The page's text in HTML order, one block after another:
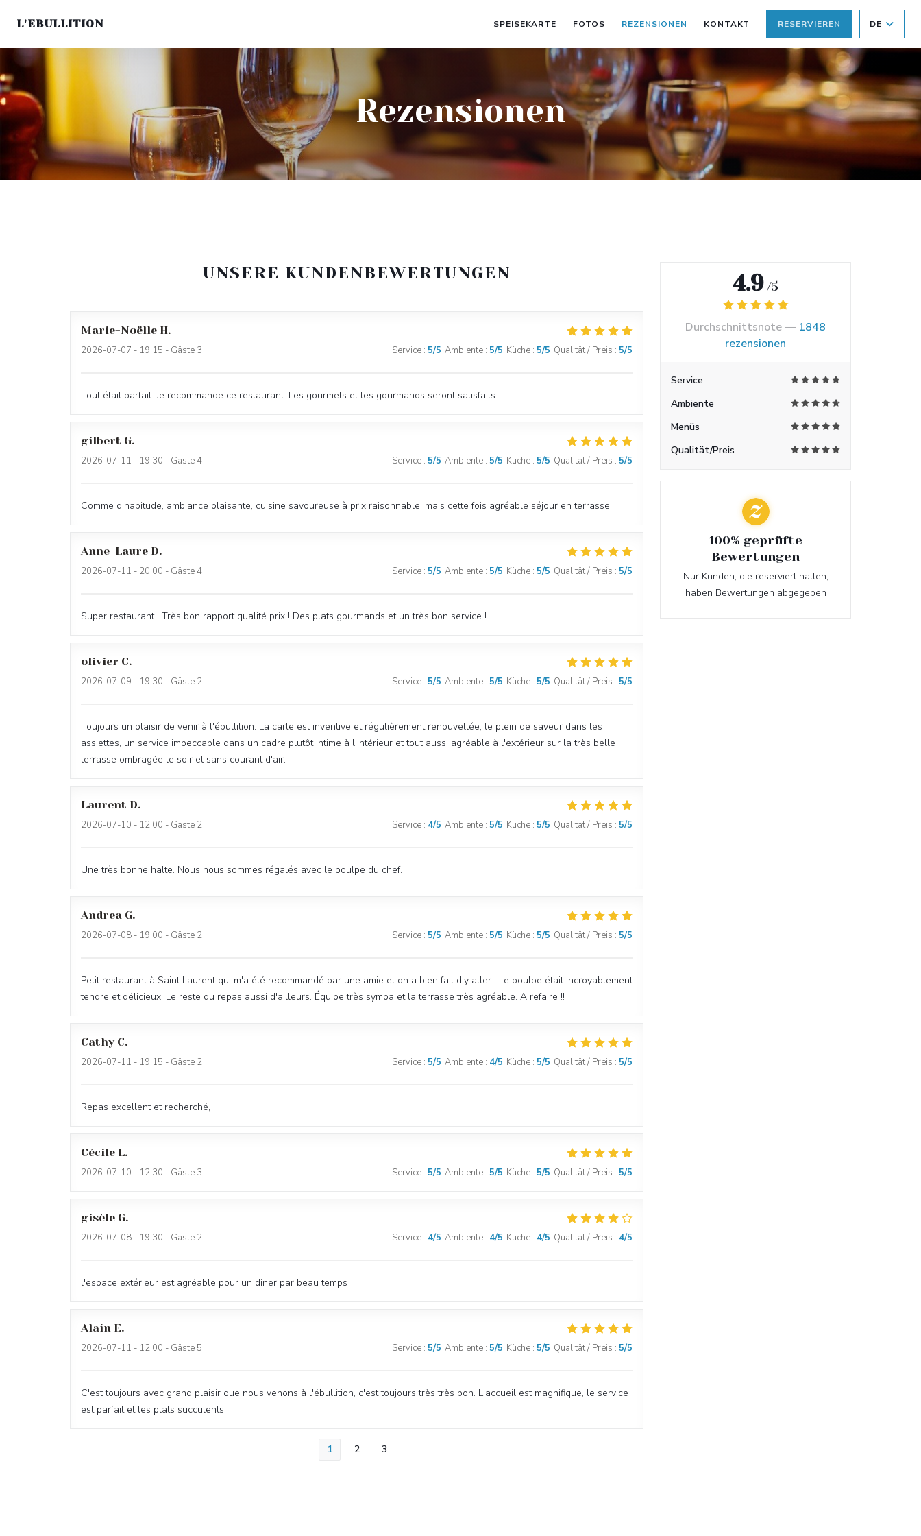
L'EBULLITION SPEISEKARTE FOTOS REZENSIONEN KONTAKT RESERVIEREN DE
Rezensionen
UNSERE KUNDENBEWERTUNGEN
Marie-Noëlle H
2026-07-07 - 19:15 - Gäste 3 Service : 5/5 Ambiente : 5/5 Küche : 5/5 Qualität / Preis : 5/5
Tout était parfait. Je recommande ce restaurant. Les gourmets et les gourmands seront satisfaits.
gilbert G
2026-07-11 - 19:30 - Gäste 4 Service : 5/5 Ambiente : 5/5 Küche : 5/5 Qualität / Preis : 5/5
Comme d'habitude, ambiance plaisante, cuisine savoureuse à prix raisonnable, mais cette fois agréable séjour en terrasse.
Anne-Laure D
2026-07-11 - 20:00 - Gäste 4 Service : 5/5 Ambiente : 5/5 Küche : 5/5 Qualität / Preis : 5/5
Super restaurant ! Très bon rapport qualité prix ! Des plats gourmands et un très bon service !
olivier C
2026-07-09 - 19:30 - Gäste 2 Service : 5/5 Ambiente : 5/5 Küche : 5/5 Qualität / Preis : 5/5
Toujours un plaisir de venir à l'ébullition. La carte est inventive et régulièrement renouvellée, le plein de saveur dans les
assiettes, un service impeccable dans un cadre plutôt intime à l'intérieur et tout aussi agréable à l'extérieur sur la très belle
terrasse ombragée le soir et sans courant d'air.
Laurent D
2026-07-10 - 12:00 - Gäste 2 Service : 4/5 Ambiente : 5/5 Küche : 5/5 Qualität / Preis : 5/5
Une très bonne halte. Nous nous sommes régalés avec le poulpe du chef.
Andrea G
2026-07-08 - 19:00 - Gäste 2 Service : 5/5 Ambiente : 5/5 Küche : 5/5 Qualität / Preis : 5/5
Petit restaurant à Saint Laurent qui m'a été recommandé par une amie et on a bien fait d'y aller ! Le poulpe était incroyablement
tendre et délicieux. Le reste du repas aussi d'ailleurs. Équipe très sympa et la terrasse très agréable. A refaire !!
Cathy C
2026-07-11 - 19:15 - Gäste 2 Service : 5/5 Ambiente : 4/5 Küche : 5/5 Qualität / Preis : 5/5
Repas excellent et recherché,
Cécile L
2026-07-10 - 12:30 - Gäste 3 Service : 5/5 Ambiente : 5/5 Küche : 5/5 Qualität / Preis : 5/5
gisèle G
2026-07-08 - 19:30 - Gäste 2 Service : 4/5 Ambiente : 4/5 Küche : 4/5 Qualität / Preis : 4/5
l'espace extérieur est agréable pour un diner par beau temps
Alain E
2026-07-11 - 12:00 - Gäste 5 Service : 5/5 Ambiente : 5/5 Küche : 5/5 Qualität / Preis : 5/5
C'est toujours avec grand plaisir que nous venons à l'ébullition, c'est toujours très très bon. L'accueil est magnifique, le service
est parfait et les plats succulents.
1 2 3
4.9 /5
Durchschnittsnote — 1848
rezensionen
Service
Ambiente
Menüs
Qualität/Preis
100% geprüfte
Bewertungen
Nur Kunden, die reserviert hatten,
haben Bewertungen abgegeben